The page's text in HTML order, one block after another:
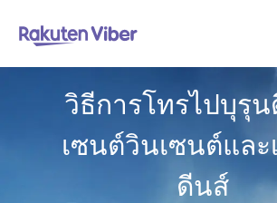
วิธีการโทรไปบุรุ
เซนต์วินเซนต์และ
ดีนส์